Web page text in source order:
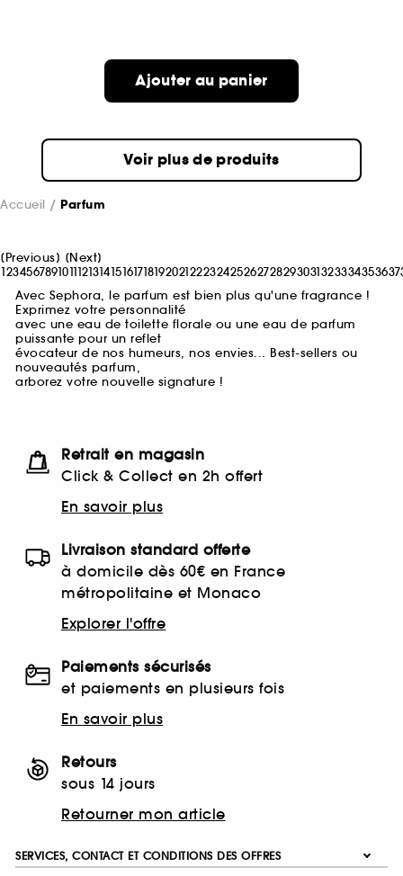
Ajouter au panier
Voir plus de produits
Accueil Parfum
[Previous] [Next]
12345678910111213141516171819202122232425262728293031323334353637
Avec Sephora, le parfum est bien plus qu'une fragrance !
Exprimez votre personnalité
avec une eau de toilette florale ou une eau de parfum
puissante pour un reflet
évocateur de nos humeurs, nos envies... Best-sellers ou
nouveautés parfum,
arborez votre nouvelle signature !
Retrait en magasin
Click & Collect en 2h offert
En savoir plus
Livraison standard offerte
à domicile dès 60€ en France
métropolitaine et Monaco
Explorer l'offre
Paiements sécurisés
et paiements en plusieurs fois
En savoir plus
Retours
sous 14 jours
Retourner mon article
SERVICES, CONTACT ET CONDITIONS DES OFFRES